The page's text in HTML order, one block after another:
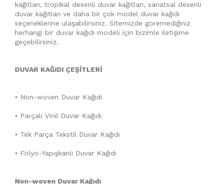
kağıtları, tropikal desenli duvar kağıtları, sanatsal desenli
duvar kağıtları ve daha bir çok model duvar kağıdı
seçeneklerine ulaşabilirsiniz. Sitemizde göremediğiniz
herhangi bir duvar kağıdı modeli için bizimle iletişime
geçebilirsiniz.
DUVAR KAĞIDI ÇEŞİTLERİ
• Non-woven Duvar Kağıdı
• Parçalı Vinil Duvar Kağıdı
• Tek Parça Tekstil Duvar Kağıdı
• Folyo-Yapışkanlı Duvar Kağıdı
Non-woven Duvar Kağıdı